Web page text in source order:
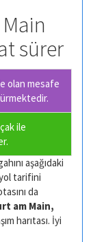
sürer
olan mesafe
ile
aşağıdaki
tarifini
da
am Main,
harıtası. İyi